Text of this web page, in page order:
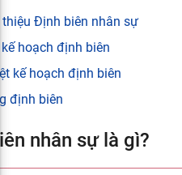
thiệu Định biên nhân sự
hoạch định biên
kế hoạch định biên
định biên
nhân sự là gì?